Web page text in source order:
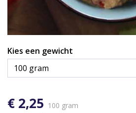
Kies een gewicht
€ 2,25 100 gram